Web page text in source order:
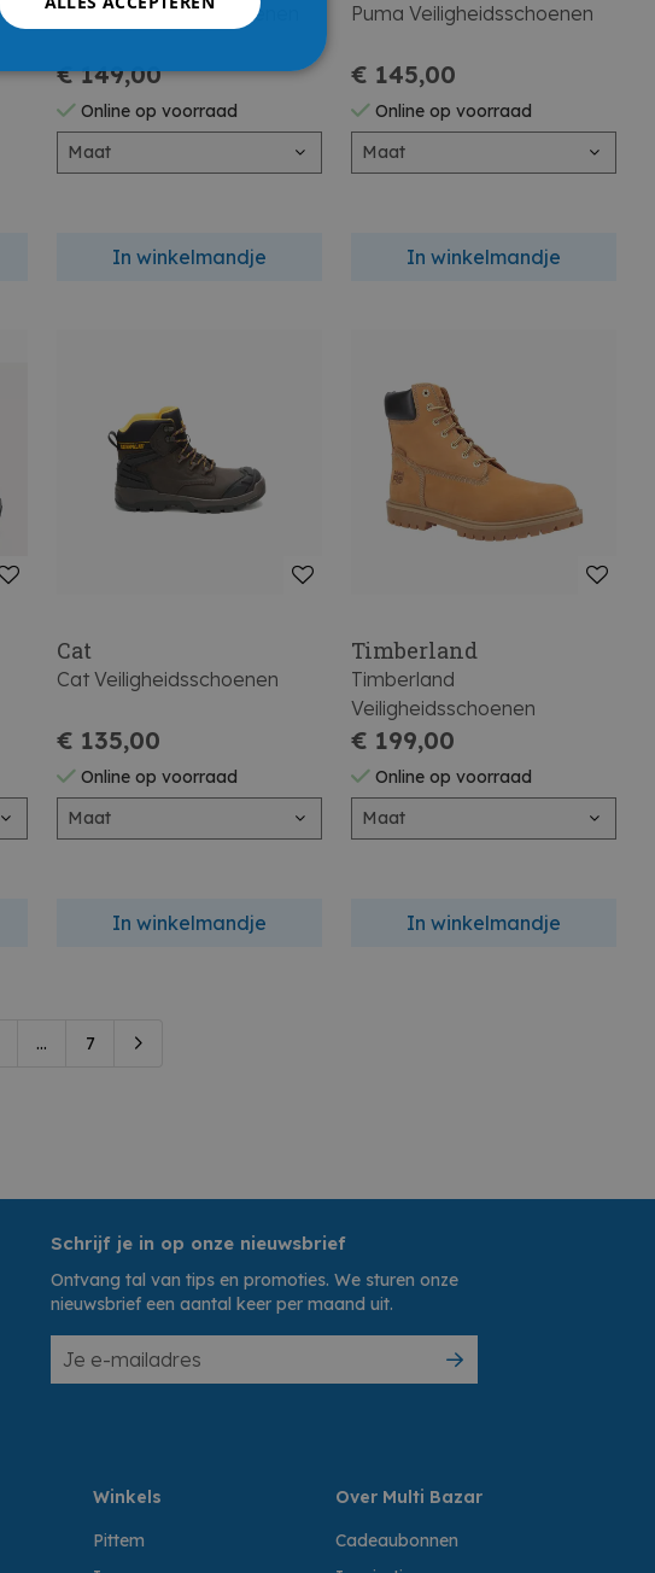
Puma Veiligheidsschoenen
€ 149,00
Online op voorraad
Maat
In winkelmandje
Puma Veiligheidsschoenen
€ 145,00
Online op voorraad
Maat
In winkelmandje
Cat
Cat Veiligheidsschoenen
€ 135,00
Online op voorraad
Maat
In winkelmandje
Timberland
Timberland
Veiligheidsschoenen
€ 199,00
Online op voorraad
Maat
In winkelmandje
... 7
Schrijf je in op onze nieuwsbrief
Ontvang tal van tips en promoties. We sturen onze
nieuwsbrief een aantal keer per maand uit.
Winkels
Pittem
Over Multi Bazar
Cadeaubonnen